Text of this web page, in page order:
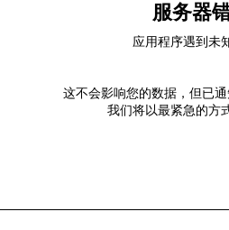
服务器
应用程序遇到未
这不会影响您的数据，但已通
我们将以最紧急的方